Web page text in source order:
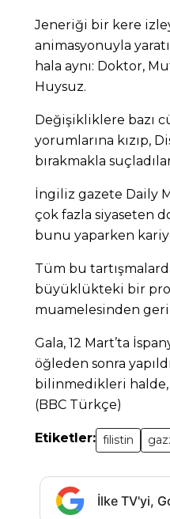
Jeneriği bir kere
animasyonuyla
hala aynı: Doktor,
Huysuz.
Değişikliklere bazı
yorumlarına kızıp,
bırakmakla
İngiliz gazete Daily
çok fazla siyaseten
bunu yaparken
Tüm bu
büyüklükteki bir
muamelesinden geri
Gala, 12 Mart’ta
öğleden sonra
bilinmedikleri halde,
(BBC Türkçe)
Etiketler: filistin
İlke TV'yi,